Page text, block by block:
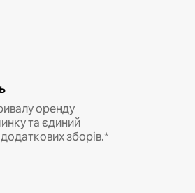
оренду
та єдиний
зборів.*